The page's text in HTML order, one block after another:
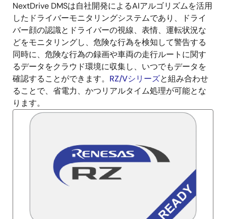
説
明
NextDrive DMSは自社開発によるAIアルゴリズムを活用
したドライバーモニタリングシステムであり、ドライ
バー顔の認識とドライバーの視線、表情、運転状況な
どをモニタリングし、危険な行為を検知して警告する
同時に、危険な行為の録画や車両の走行ルートに関す
るデータをクラウド環境に収集し、いつでもデータを
確認することができます。 RZ/Vシリーズと組み合わせ
ることで、省電力、かつリアルタイム処理が可能とな
ります。